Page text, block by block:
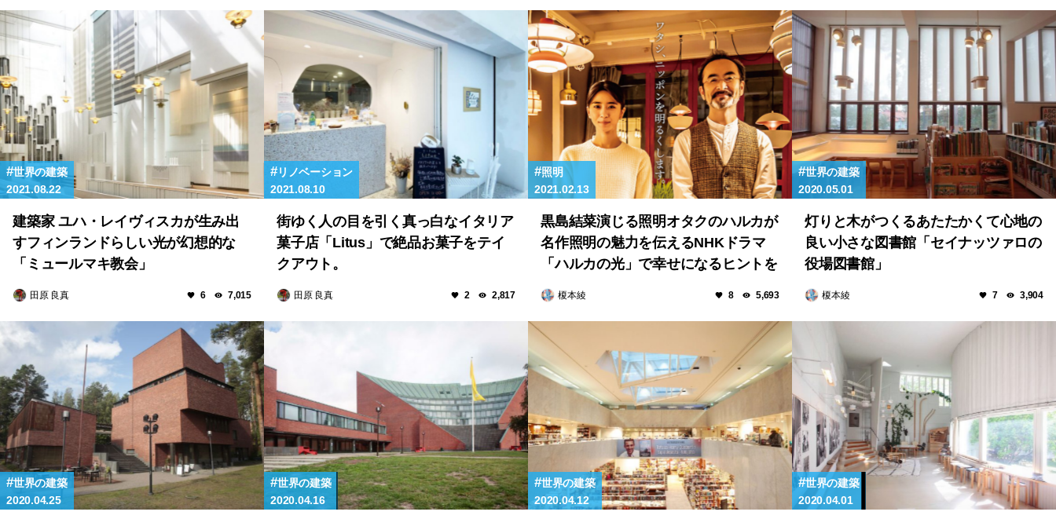
世界の建築
2021.08.22
建築家 ユハ・レイヴィスカが生み出
すフィンランドらしい光が幻想的な
「ミュールマキ教会」
田原 良真 6 7,015
リノベーション
2021.08.10
街ゆく人の目を引く真っ白なイタリア
菓子店「Litus」で絶品お菓子をテイ
クアウト。
田原 良真 2 2,817
照明
2021.02.13
黒島結菜演じる照明オタクのハルカが
名作照明の魅力を伝えるNHKドラマ
「ハルカの光」で幸せになるヒントを
探す。
榎本綾 8 5,693
世界の建築
2020.05.01
灯りと木がつくるあたたかくて心地の
良い小さな図書館「セイナッツァロの
役場図書館」
榎本綾 7 3,904
世界の建築
2020.04.25
世界の建築
2020.04.16
世界の建築
2020.04.12
世界の建築
2020.04.01